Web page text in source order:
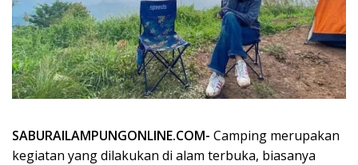
SABURAILAMPUNGONLINE.COM- Camping merupakan
kegiatan yang dilakukan di alam terbuka, biasanya